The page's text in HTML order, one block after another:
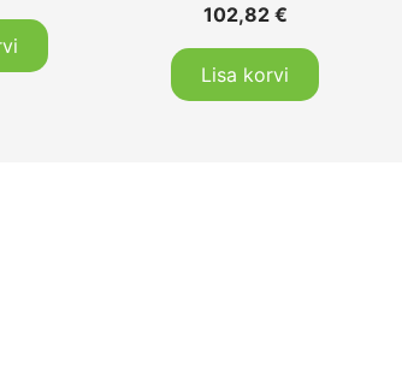
102,82 €
Lisa korvi